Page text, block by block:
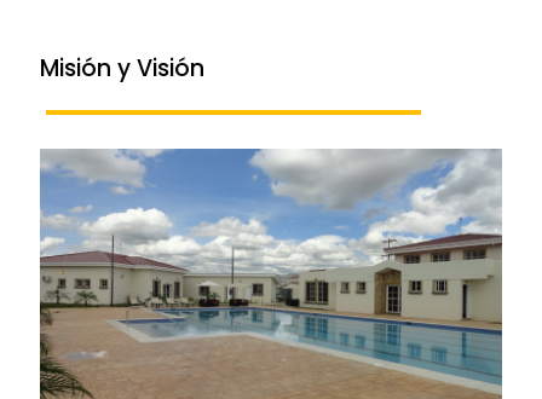
Misión y Visión